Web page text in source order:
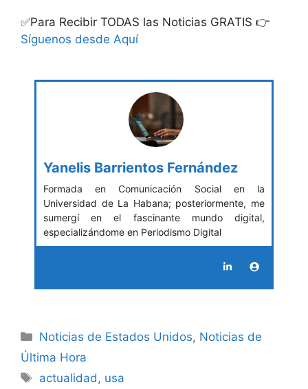
✅Para Recibir TODAS las Noticias GRATIS 👉
Síguenos desde Aquí
Yanelis Barrientos Fernández
Formada en Comunicación Social en la
Universidad de La Habana; posteriormente, me
sumergí en el fascinante mundo digital,
especializándome en Periodismo Digital
Categories
Noticias de Estados Unidos, Noticias de
Última Hora
Tags
actualidad , usa